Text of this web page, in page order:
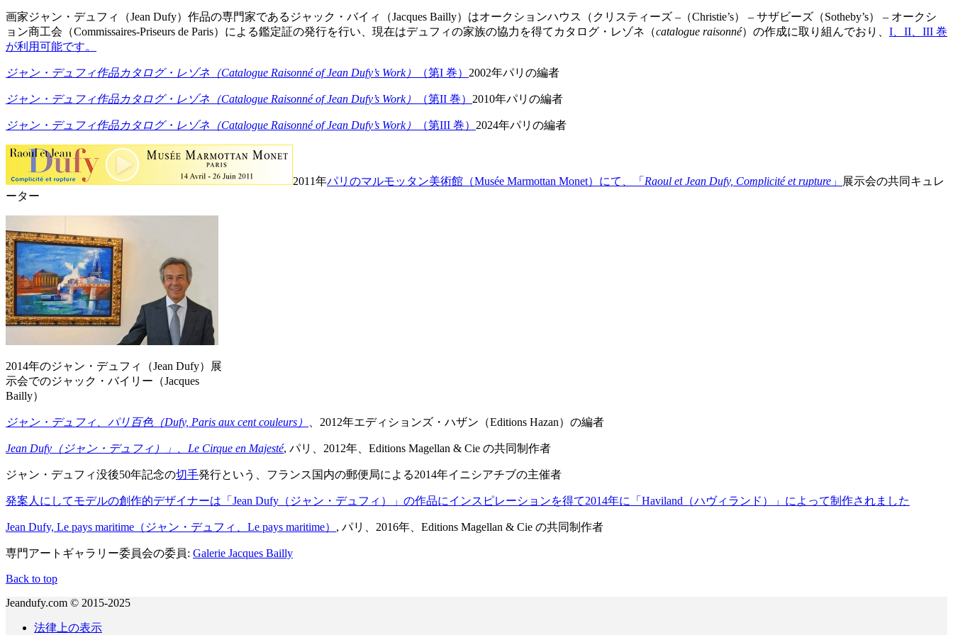
画家ジャン・デュフィ（Jean Dufy）作品の専門家であるジャック・バイィ（Jacques Bailly）はオークションハウス（クリスティーズ –（Christie’s） – サザビーズ（Sotheby’s） – オークシ
ョン商工会（Commissaires-Priseurs de Paris）による鑑定証の発行を行い、現在はデュフィの家族の協力を得てカタログ・レゾネ（catalogue raisonné）の作成に取り組んでおり、 I、II、III 巻
が利用可能です。
ジャン・デュフィ作品カタログ・レゾネ（Catalogue Raisonné of Jean Dufy’s Work） （第I 巻） 2002年パリの編者
ジャン・デュフィ作品カタログ・レゾネ（Catalogue Raisonné of Jean Dufy’s Work） （第II 巻） 2010年パリの編者
ジャン・デュフィ作品カタログ・レゾネ（Catalogue Raisonné of Jean Dufy’s Work） （第III 巻） 2024年パリの編者
2011年パリのマルモッタン美術館（Musée Marmottan Monet）にて、「 Raoul et Jean Dufy, Complicité et rupture 」
展示会の共同キュレ
ーター
2014年のジャン・デュフィ（Jean Dufy）展
示会でのジャック・バイリー（Jacques
Bailly）
ジャン・デュフィ、パリ百色（Dufy, Paris aux cent couleurs ） 、2012年エディションズ・ハザン（Editions Hazan）の編者
Jean Dufy（ジャン・デュフィ）」、Le Cirque en Majesté, パリ、2012年、Editions Magellan & Cie の共同制作者
ジャン・デュフィ没後50年記念の切手発行という、フランス国内の郵便局による2014年イニシアチブの主催者
発案人にしてモデルの創作的デザイナーは「Jean Dufy（ジャン・デュフィ）」の作品にインスピレーションを得て2014年に「Haviland（ハヴィランド）」によって制作されました
Jean Dufy, Le pays maritime（ジャン・デュフィ、Le pays maritime） , パリ、2016年、Editions Magellan & Cie の共同制作者
専門アートギャラリー委員会の委員: Galerie Jacques Bailly
Back to top
Jeandufy.com © 2015-2025
法律上の表示